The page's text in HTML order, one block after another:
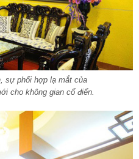
sự phối hợp lạ mắt của
cho không gian cổ điển.